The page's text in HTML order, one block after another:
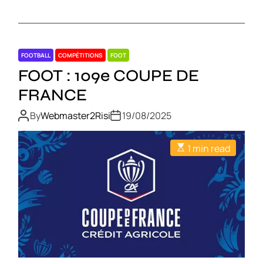
FOOTBALL COMPÉTITIONS FOOT
FOOT : 109e COUPE DE
FRANCE
ByWebmaster2Risi 19/08/2025
1 min read